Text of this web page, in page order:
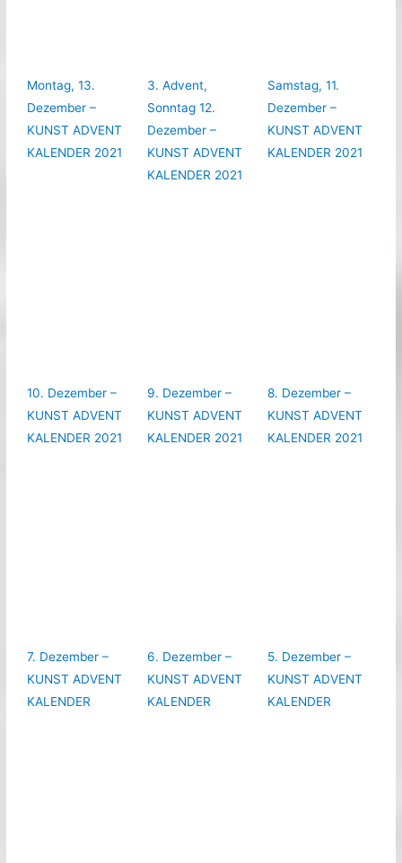
Montag, 13.
Dezember –
KUNST ADVENT
KALENDER 2021
3. Advent,
Sonntag 12.
Dezember –
KUNST ADVENT
KALENDER 2021
Samstag, 11.
Dezember –
KUNST ADVENT
KALENDER 2021
10. Dezember –
KUNST ADVENT
KALENDER 2021
9. Dezember –
KUNST ADVENT
KALENDER 2021
8. Dezember –
KUNST ADVENT
KALENDER 2021
7. Dezember –
KUNST ADVENT
KALENDER
6. Dezember –
KUNST ADVENT
KALENDER
5. Dezember –
KUNST ADVENT
KALENDER